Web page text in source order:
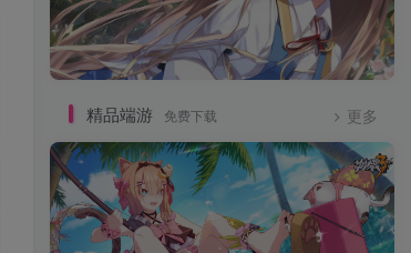
精品端游 免费下载 更多